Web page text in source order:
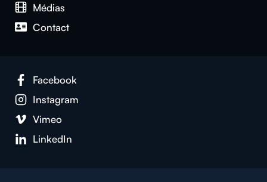
Médias
Contact
Facebook
Instagram
Vimeo
LinkedIn